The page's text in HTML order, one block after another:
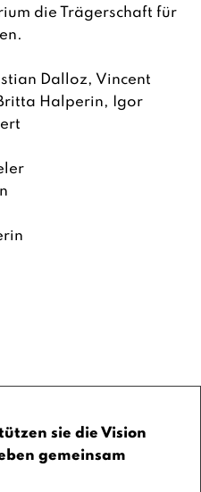
die Trägerschaft für
Dalloz, Vincent
Halperin, Igor
sie die Vision
gemeinsam